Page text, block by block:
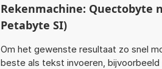
Rekenmachine: Quectobyte
Petabyte SI)
Om het gewenste resultaat zo snel
beste als tekst invoeren, bijvoorbeeld